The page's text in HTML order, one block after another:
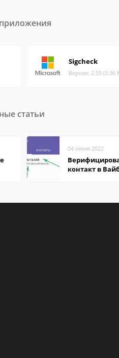
Sigcheck
Версия: 2.55 (3.36
статьи
04 июня 2022
контакт в